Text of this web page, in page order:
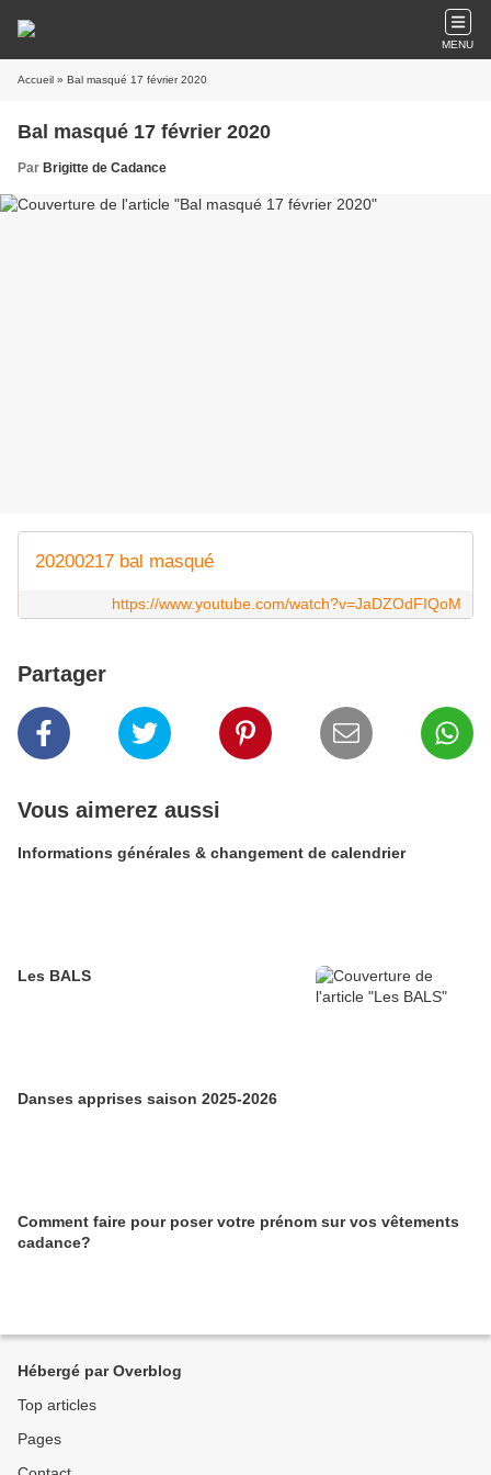
MENU
Accueil » Bal masqué 17 février 2020
Bal masqué 17 février 2020
Par Brigitte de Cadance
20200217 bal masqué
https://www.youtube.com/watch?v=JaDZOdFIQoM
Partager
Vous aimerez aussi
Informations générales & changement de calendrier
Les BALS
Danses apprises saison 2025-2026
Comment faire pour poser votre prénom sur vos vêtements
cadance?
Hébergé par Overblog
Top articles
Pages